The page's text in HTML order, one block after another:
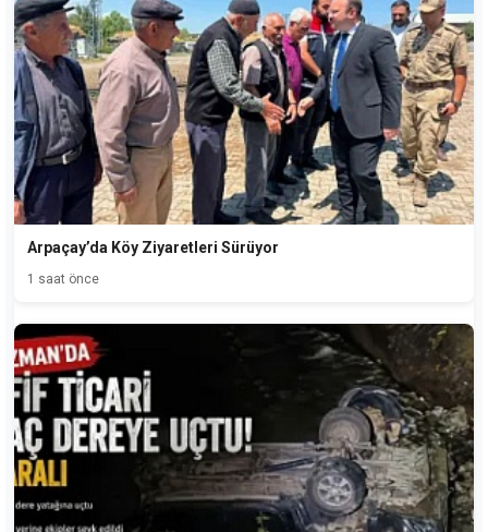
Arpaçay’da Köy Ziyaretleri Sürüyor
1 saat önce